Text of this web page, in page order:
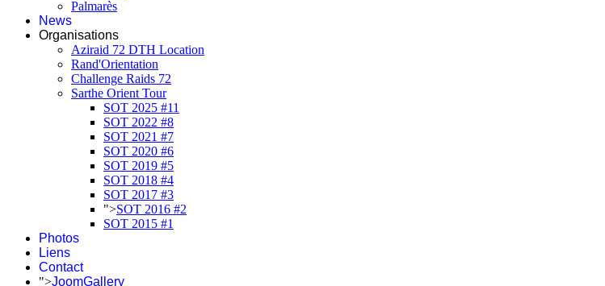
Palmarès
News
Organisations
Aziraid 72 DTH Location
Rand'Orientation
Challenge Raids 72
Sarthe Orient Tour
SOT 2025 #11
SOT 2022 #8
SOT 2021 #7
SOT 2020 #6
SOT 2019 #5
SOT 2018 #4
SOT 2017 #3
">SOT 2016 #2
SOT 2015 #1
Photos
Liens
Contact
">JoomGallery